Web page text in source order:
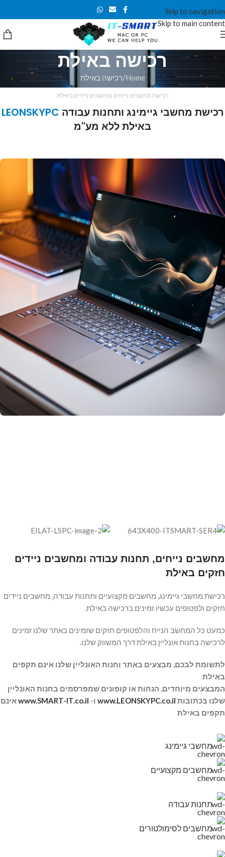
Skip to navigation
Skip to main content
רכישה באילת
Home רכישה באילת
רכישת מחשבים נייחים ומחשבים ניידים באילת
רכישת מחשבי גיימינג ותחנות עבודה LEONSKYPC
באילת ללא מע''מ
מחשבים נייחים, תחנות עבודה ומחשבים ניידים
חזקים באילת
רכישת מחשבי גיימינג, מחשבים מקצועיים ותחנות עבודה, מחשבים ניידים
חזקים ולפטופים עכשיו זמינים ברכישה באילת.
כמעט כל המחשב הנייח והלפטופים חזקים שזמינים באתר שלנו זמינים
לרכישה בחנות אונליין באילת דרך המשווק שלנו.
לתשומת לבכם, מבצעים באתר וחנות האונליין שלנו אינם תקפים
באילת
המבצעים מיוחדים, הנחות או קופונים שמפרסמים בחנות האונליין
שלנו בכתובות www.LEONSKYPC.co.il ו- www.SMART-IT.co.ilאינם
תקפים באילת
מחשבי גיימינג
מחשבים מקצועיים
תחנות עבודה
מחשבים לסימולטורים